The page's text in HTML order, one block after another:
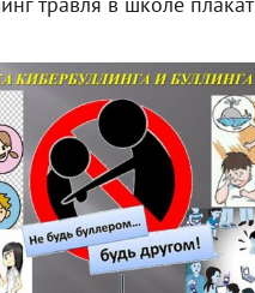
травля в школе плакат